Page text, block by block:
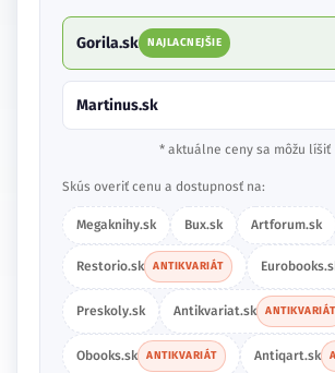
Gorila.sk NAJLACNEJŠIE
Martinus.sk
* aktuálne ceny sa môžu líšiť
Skús overiť cenu a dostupnosť na:
Megaknihy.sk Bux.sk Artforum.sk
Restorio.sk ANTIKVARIÁT
Preskoly.sk Antikvariat.sk ANTIKVARIÁT
Obooks.sk ANTIKVARIÁT Antiqart.sk